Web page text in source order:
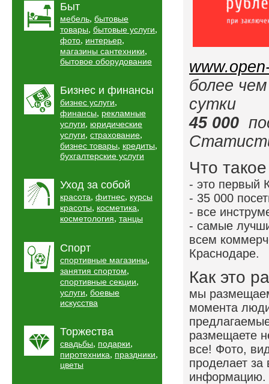
Быт
мебель, бытовые
товары, бытовые услуги,
фото, интерьер,
магазины сантехники,
бытовое оборудование
Бизнес и финансы
бизнес услуги,
финансы, рекламные
услуги, юридические
услуги, страхование,
бизнес товары, кредиты,
бухгалтерские услуги
Уход за собой
красота, фитнес, курсы
красоты, косметика,
косметология, танцы
Спорт
спортивные магазины,
занятия спортом,
спортивные секции,
услуги, боевые
искусства
Торжества
свадьбы, подарки,
пиротехника, праздники,
цветы
более
сутки
45 000
Что
- это первый
- 35 000
- все
- самые
всем
Краснодаре.
Как это
мы
момента
размещаете
все! Фото,
проделает за
информацию.